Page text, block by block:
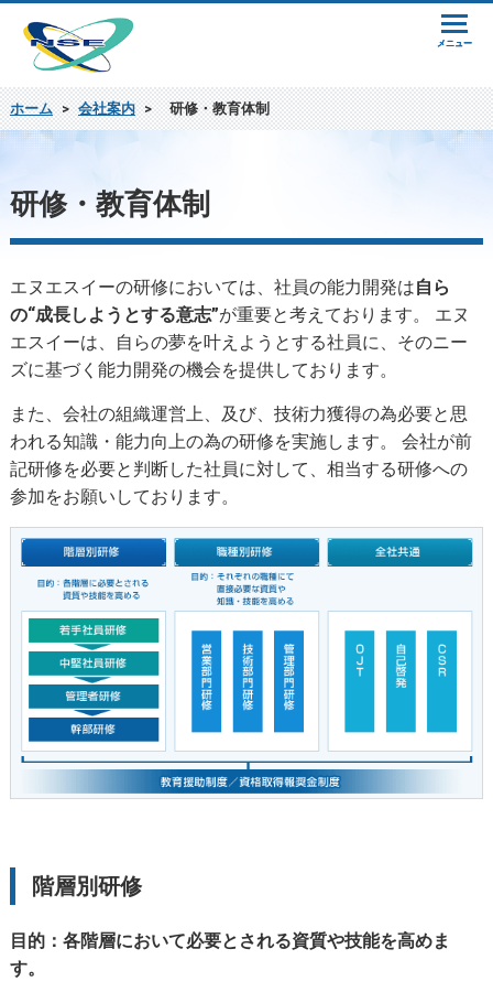
ホーム > 会社案内 > 研修・教育体制
研修・教育体制
エヌエスイーの研修においては、社員の能力開発は自ら
の“成長しようとする意志”が重要と考えております。 エヌ
エスイーは、自らの夢を叶えようとする社員に、そのニー
ズに基づく能力開発の機会を提供しております。
また、会社の組織運営上、及び、技術力獲得の為必要と思
われる知識・能力向上の為の研修を実施します。 会社が前
記研修を必要と判断した社員に対して、相当する研修への
参加をお願いしております。
階層別研修
目的：各階層において必要とされる資質や技能を高めま
す。